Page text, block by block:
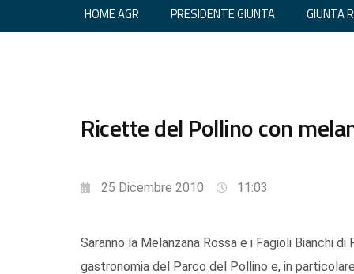
HOME AGR PRESIDENTE GIUNTA GIUNTA
Ricette del Pollino con
25 Dicembre 2010 11:03
Saranno la Melanzana Rossa e i Fagioli Bianchi
gastronomia del Parco del Pollino e, in